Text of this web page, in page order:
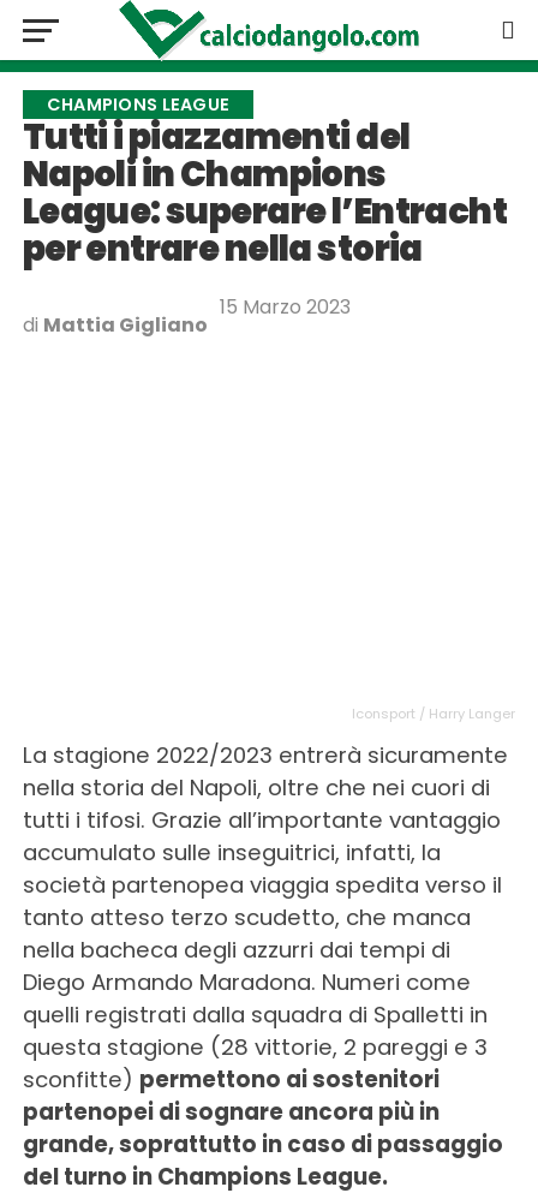
CHAMPIONS LEAGUE
Tutti i piazzamenti del
Napoli in Champions
League: superare l’Entracht
per entrare nella storia
di Mattia Gigliano
15 Marzo 2023
Iconsport / Harry Langer
La stagione 2022/2023 entrerà sicuramente
nella storia del Napoli, oltre che nei cuori di
tutti i tifosi. Grazie all’importante vantaggio
accumulato sulle inseguitrici, infatti, la
società partenopea viaggia spedita verso il
tanto atteso terzo scudetto, che manca
nella bacheca degli azzurri dai tempi di
Diego Armando Maradona. Numeri come
quelli registrati dalla squadra di Spalletti in
questa stagione (28 vittorie, 2 pareggi e 3
sconfitte) permettono ai sostenitori
partenopei di sognare ancora più in
grande, soprattutto in caso di passaggio
del turno in Champions League.